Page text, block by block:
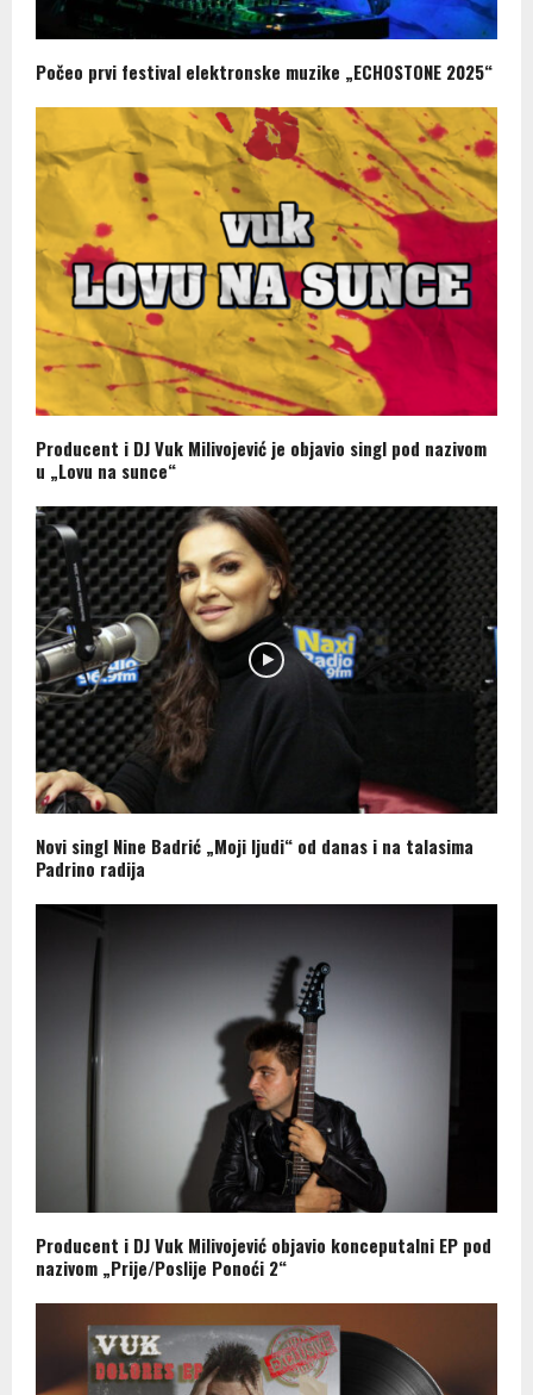
Počeo prvi festival elektronske muzike „ECHOSTONE 2025“
Producent i DJ Vuk Milivojević je objavio singl pod nazivom
u „Lovu na sunce“
Novi singl Nine Badrić „Moji ljudi“ od danas i na talasima
Padrino radija
Producent i DJ Vuk Milivojević objavio konceputalni EP pod
nazivom „Prije/Poslije Ponoći 2“